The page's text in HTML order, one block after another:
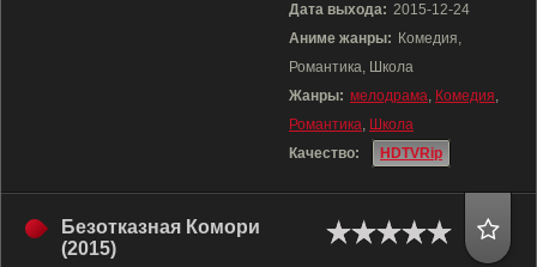
Дата выхода: 2015-12-24
Аниме жанры: Комедия,
Романтика, Школа
Жанры: мелодрама, Комедия,
Романтика, Школа
Качество:
HDTVRip
Безотказная Комори
(2015)